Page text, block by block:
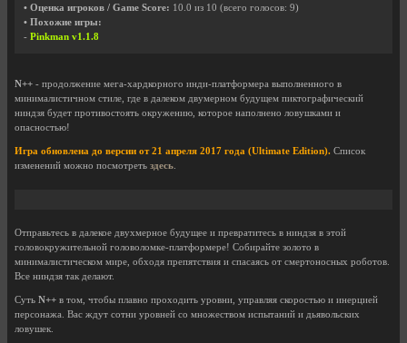
• Оценка игроков / Game Score: 10.0 из 10 (всего голосов: 9)
• Похожие игры:
- Pinkman v1.1.8
N++ - продолжение мега-хардкорного инди-платформера выполненного в
минималистичном стиле, где в далеком двумерном будущем пиктографический
ниндзя будет противостоять окружению, которое наполнено ловушками и
опасностью!
Игра обновлена до версии от 21 апреля 2017 года (Ultimate Edition). Список
изменений можно посмотреть здесь.
Отправьтесь в далекое двухмерное будущее и превратитесь в ниндзя в этой
головокружительной головоломке-платформере! Собирайте золото в
минималистическом мире, обходя препятствия и спасаясь от смертоносных роботов.
Все ниндзя так делают.
Суть N++ в том, чтобы плавно проходить уровни, управляя скоростью и инерцией
персонажа. Вас ждут сотни уровней со множеством испытаний и дьявольских
ловушек.